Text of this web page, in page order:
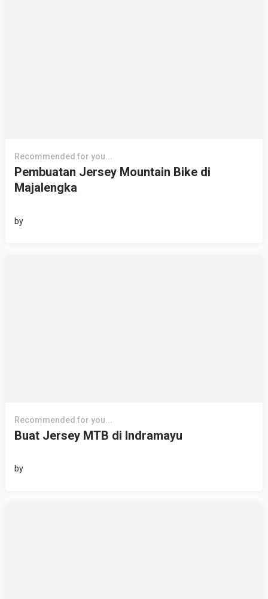
Recommended for you...
Pembuatan Jersey Mountain Bike di
Majalengka
by
Recommended for you...
Buat Jersey MTB di Indramayu
by